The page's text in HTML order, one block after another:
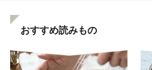
おすすめ読みもの